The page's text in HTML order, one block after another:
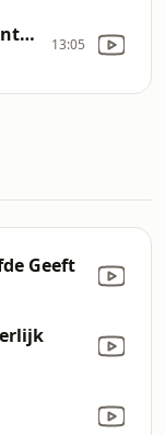
Het meisje van de overkant (De Polkaman) 13:05
Geeft